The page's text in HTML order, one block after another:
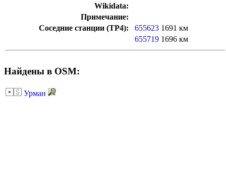
Wikidata:
Примечание:
Соседние станции (ТР4):
655623 1691 км
655719 1696 км
Найдены в OSM:
Урман